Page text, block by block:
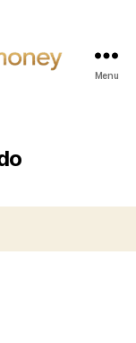
Menu